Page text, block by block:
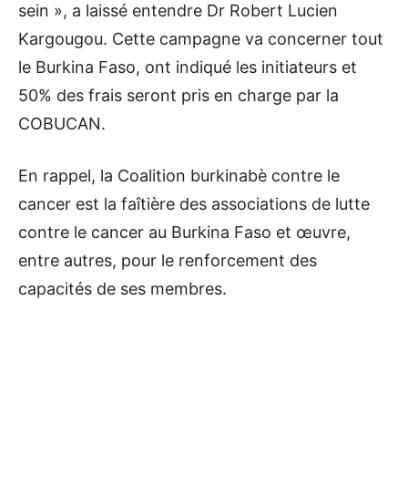
sein », a laissé entendre Dr Robert Lucien
Kargougou. Cette campagne va concerner tout
le Burkina Faso, ont indiqué les initiateurs et
50% des frais seront pris en charge par la
COBUCAN.
En rappel, la Coalition burkinabè contre le
cancer est la faîtière des associations de lutte
contre le cancer au Burkina Faso et œuvre,
entre autres, pour le renforcement des
capacités de ses membres.